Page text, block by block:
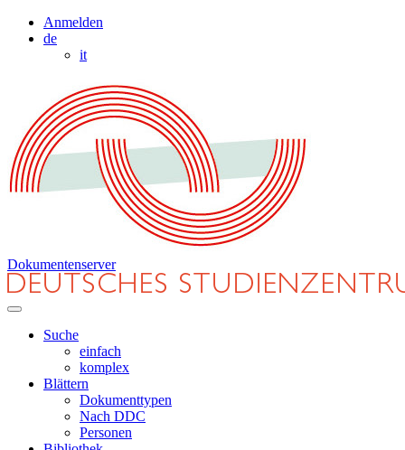
Anmelden
de
it
Dokumentenserver
Suche
einfach
komplex
Blättern
Dokumenttypen
Nach DDC
Personen